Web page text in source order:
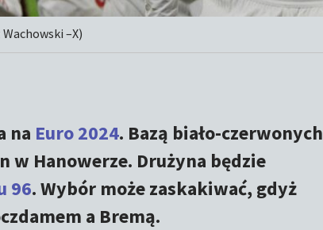
–X)
na Euro 2024. Bazą biało-czerwonych
w Hanowerze. Drużyna będzie
96. Wybór może zaskakiwać, gdyż
a Bremą.